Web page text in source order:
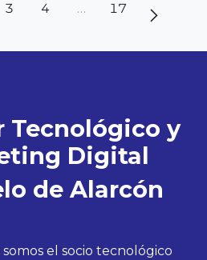
3 4 … 17
Tecnológico y
Digital
de Alarcón
el socio tecnológico